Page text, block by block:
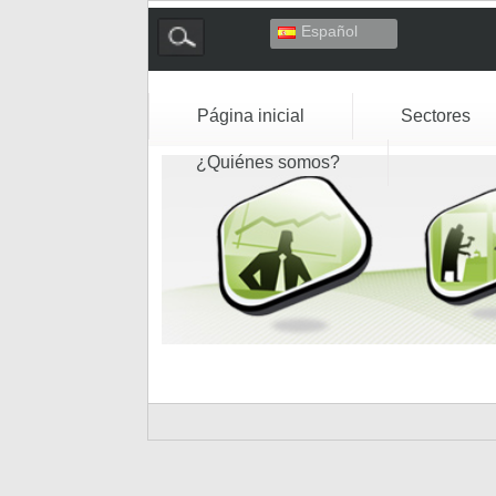
Español
Français
Página inicial Sectores
¿Quiénes somos?